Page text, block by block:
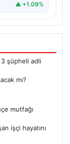
▲ +1.09%
şüpheli adli
mı?
mutfağı
işçi hayatını